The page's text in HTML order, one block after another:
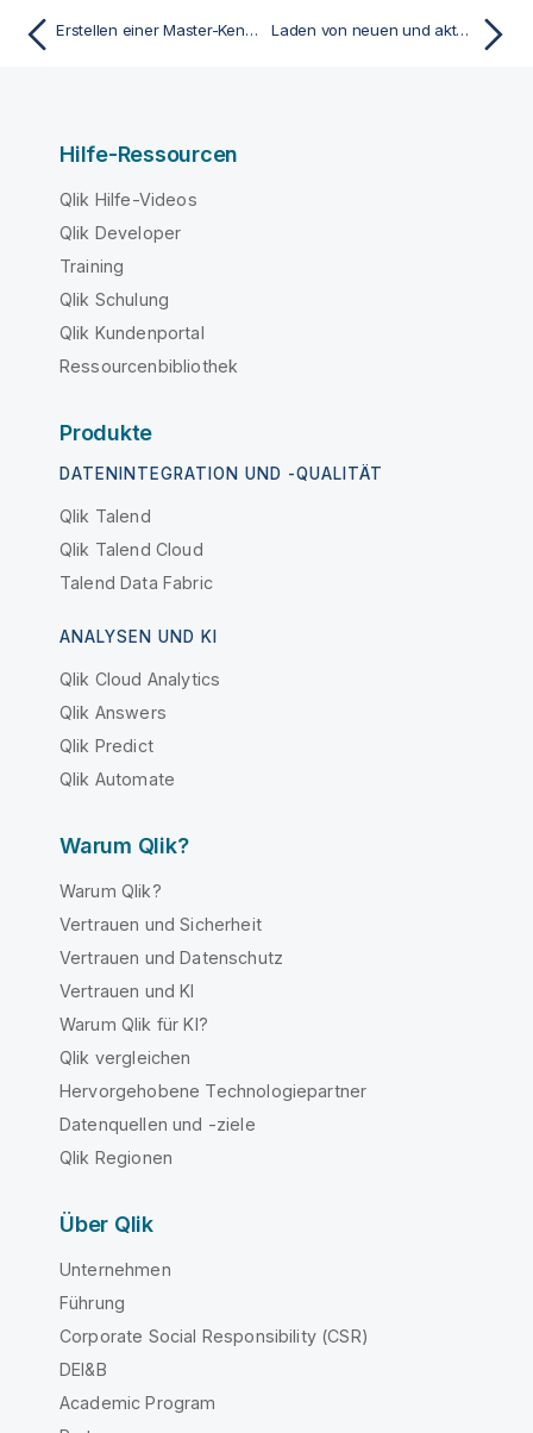
Erstellen einer Master-Kennzahl aus dem Datenmodell Laden von neuen und aktualisierten Datensätzen mit inkrementellem Laden
Hilfe-Ressourcen
Qlik Hilfe-Videos
Qlik Developer
Training
Qlik Schulung
Qlik Kundenportal
Ressourcenbibliothek
Produkte
DATENINTEGRATION UND -QUALITÄT
Qlik Talend
Qlik Talend Cloud
Talend Data Fabric
ANALYSEN UND KI
Qlik Cloud Analytics
Qlik Answers
Qlik Predict
Qlik Automate
Warum Qlik?
Warum Qlik?
Vertrauen und Sicherheit
Vertrauen und Datenschutz
Vertrauen und KI
Warum Qlik für KI?
Qlik vergleichen
Hervorgehobene Technologiepartner
Datenquellen und -ziele
Qlik Regionen
Über Qlik
Unternehmen
Führung
Corporate Social Responsibility (CSR)
DEI&B
Academic Program